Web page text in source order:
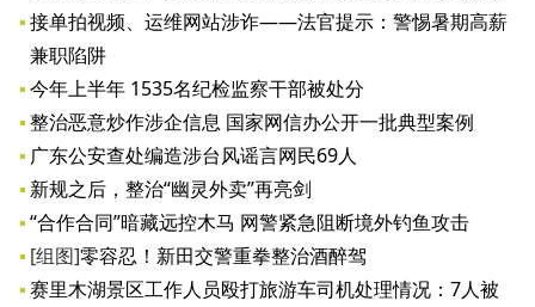
接单拍视频、运维网站涉诈——法官提示：警惕暑期高薪
兼职陷阱
今年上半年 1535名纪检监察干部被处分
整治恶意炒作涉企信息 国家网信办公开一批典型案例
广东公安查处编造涉台风谣言网民69人
新规之后，整治“幽灵外卖”再亮剑
“合作合同”暗藏远控木马 网警紧急阻断境外钓鱼攻击
[组图]零容忍！新田交警重拳整治酒醉驾
赛里木湖景区工作人员殴打旅游车司机处理情况：7人被